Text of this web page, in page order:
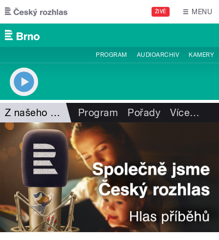
Přejít k hlavnímu obsahu
ŽIVĚ MENU
PROGRAM AUDIOARCHIV KAMERY
Z našeho vysílání Program Pořady Více…